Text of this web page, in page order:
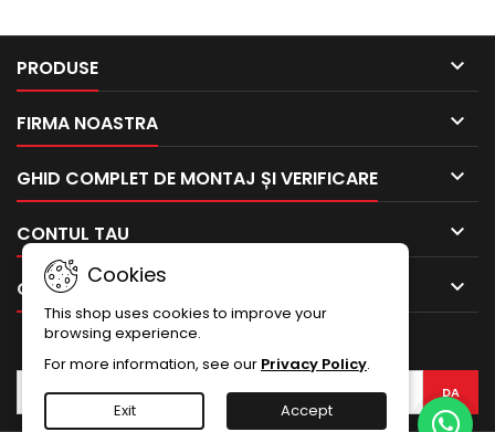
PRODUSE 
FIRMA NOASTRA 
GHID COMPLET DE MONTAJ ȘI VERIFICARE 
CONTUL TAU 
CONTACTEAZA-NE 
Cookies
This shop uses cookies to improve your
browsing experience.
For more information, see our Privacy Policy.
Exit Accept
BULETIN INFORMATIV